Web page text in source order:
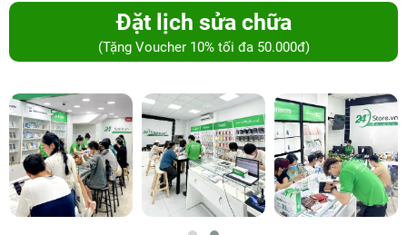
Đặt lịch sửa chữa
(Tặng Voucher 10% tối đa 50.000đ)